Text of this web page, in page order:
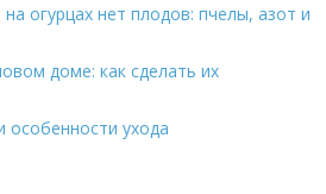
огурцах нет плодов: пчелы, азот и
доме: как сделать их
особенности ухода